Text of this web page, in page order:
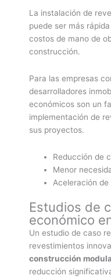
La instalación de
puede ser más
costos de mano de
construcción.
Para las empresas
desarrolladores
económicos son un
implementación de
sus proyectos.
Reducción de
Menor
Aceleración
Estudios de
económico
Un estudio de caso
revestimientos
construcción
reducción